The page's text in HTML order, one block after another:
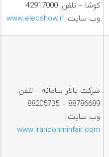
کوشا – تلفن: 42917000
وب سایت: www.elecshow.ir
شرکت پالار سامانه – تلفن:
88786689 – 88205735
وب سایت:
www.iranconminfair.com